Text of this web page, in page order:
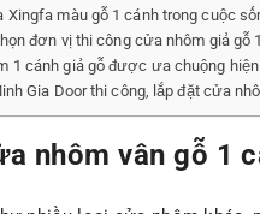
Xingfa màu gỗ 1 cánh trong cuộc
đơn vị thi công cửa nhôm giả gỗ
1 cánh giả gỗ được ưa chuộng
Gia Door thi công, lắp đặt cửa
nhôm vân gỗ 1